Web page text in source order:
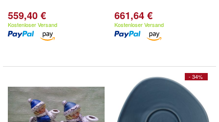
559,40 €
Kostenloser Versand
661,64 €
Kostenloser Versand
- 34%